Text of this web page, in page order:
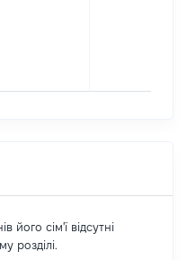
його сім'ї відсутні
розділі.